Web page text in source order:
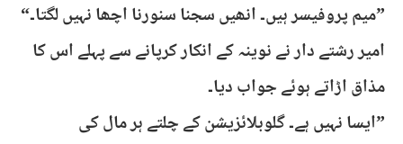
”میم پروفیسر ہیں۔ انھیں سجنا سنورنا اچھا نہیں لگتا۔“
امیر رشتے دار نے نوینہ کے انکار کرپانے سے پہلے اس کا
مذاق اڑاتے ہوئے جواب دیا۔
”ایسا نہیں ہے۔ گلوبلائزیشن کے چلتے ہر مال کی